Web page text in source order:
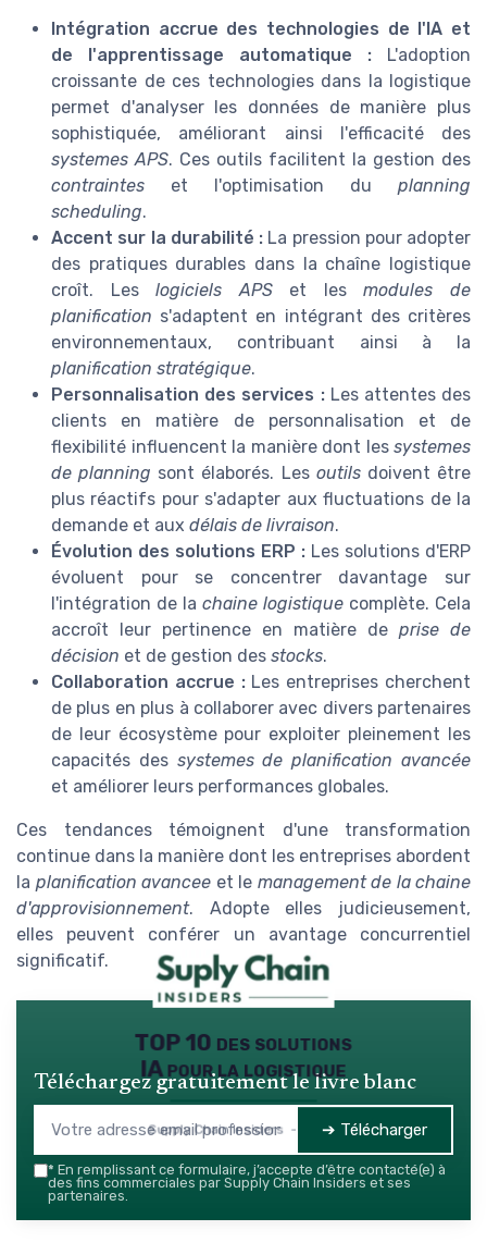
Intégration accrue des technologies de l'IA et
de l'apprentissage automatique : L'adoption
croissante de ces technologies dans la logistique
permet d'analyser les données de manière plus
sophistiquée, améliorant ainsi l'efficacité des
systemes APS. Ces outils facilitent la gestion des
contraintes et l'optimisation du planning
scheduling.
Accent sur la durabilité : La pression pour adopter
des pratiques durables dans la chaîne logistique
croît. Leslogiciels APSet lesmodules de
planification s'adaptent en intégrant des critères
environnementaux, contribuant ainsi à la
planification stratégique.
Personnalisation des services :Les attentes des
clients en matière de personnalisation et de
flexibilité influencent la manière dont les systemes
de planning sont élaborés. Les outilsdoivent être
plus réactifs pour s'adapter aux fluctuations de la
demande et aux délais de livraison.
Évolution des solutions ERP : Les solutions d'ERP
évoluent pour se concentrer davantage sur
l'intégration de la chaine logistique complète. Cela
accroît leur pertinence en matière de prise de
décision et de gestion des stocks.
Collaboration accrue :Les entreprises cherchent
de plus en plus à collaborer avec divers partenaires
de leur écosystème pour exploiter pleinement les
capacités des systemes de planification avancée
et améliorer leurs performances globales.
Ces tendances témoignent d'une transformation
continue dans la manière dont les entreprises abordent
la planification avancee et le management de la chaine
d'approvisionnement. Adopte elles judicieusement,
elles peuvent conférer un avantage concurrentiel
significatif.
TOP 10 des solutions
IA pour la logistique
Supply Chain Insiders — 2026
Téléchargez gratuitement le livre blanc
➔ Télécharger
* En remplissant ce formulaire, j’accepte d’être contacté(e) à
des fins commerciales par Supply Chain Insiders et ses
partenaires.